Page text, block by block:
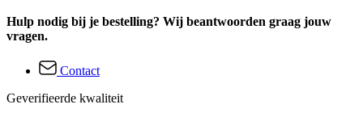
Hulp nodig bij je bestelling? Wij beantwoorden graag jouw
vragen.
Contact
Geverifieerde kwaliteit